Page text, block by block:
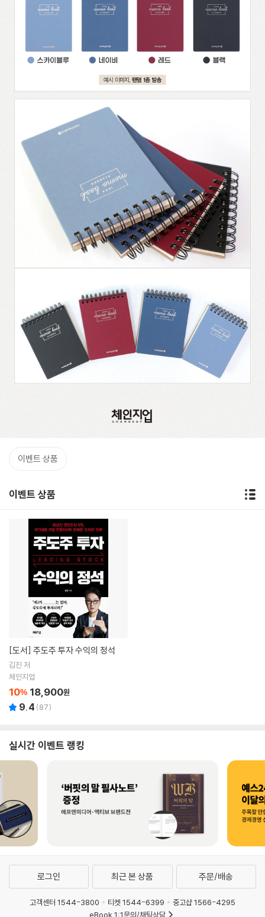
이벤트 상품
이벤트 상품
[도서] 주도주 투자 수익의 정석
김진 저
체인지업
10% 18,900원
9.4 (87)
실시간 이벤트 랭킹
로그인 최근 본 상품 주문/배송
고객센터 1544-3800 티켓 1544-6399
중고샵 1566-4295
eBook 1:1문의/채팅상담